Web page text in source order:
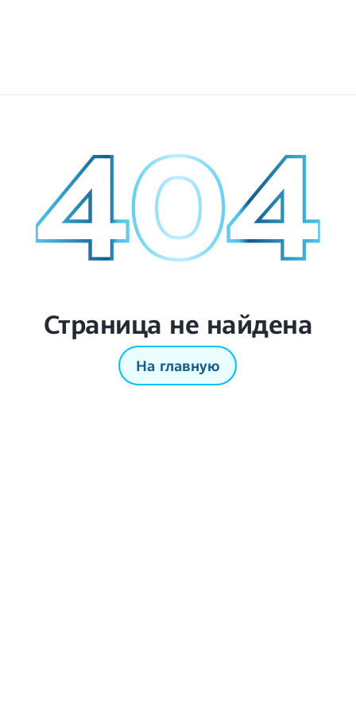
Страница не найдена
На главную